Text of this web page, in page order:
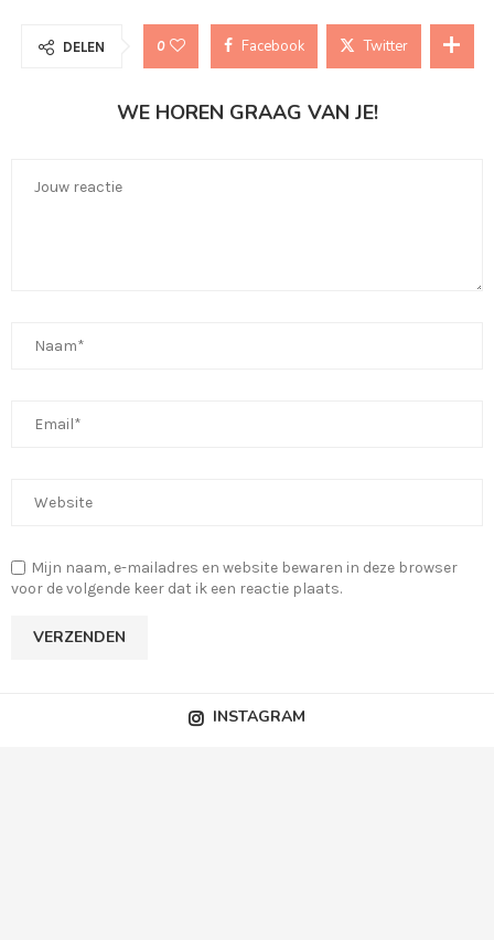
DELEN 0 Facebook Twitter
WE HOREN GRAAG VAN JE!
Mijn naam, e-mailadres en website bewaren in deze browser
voor de volgende keer dat ik een reactie plaats.
INSTAGRAM